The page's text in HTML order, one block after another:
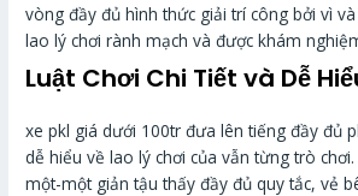
vòng đầy đủ hình thức giải trí công bởi vì
lao lý chơi rành mạch và được khám
Luật Chơi Chi Tiết và Dễ
xe pkl giá dưới 100tr đưa lên tiếng đầy đủ
dễ hiểu về lao lý chơi của vẫn từng trò
một-một giản tậu thấy đầy đủ quy tắc, vẻ